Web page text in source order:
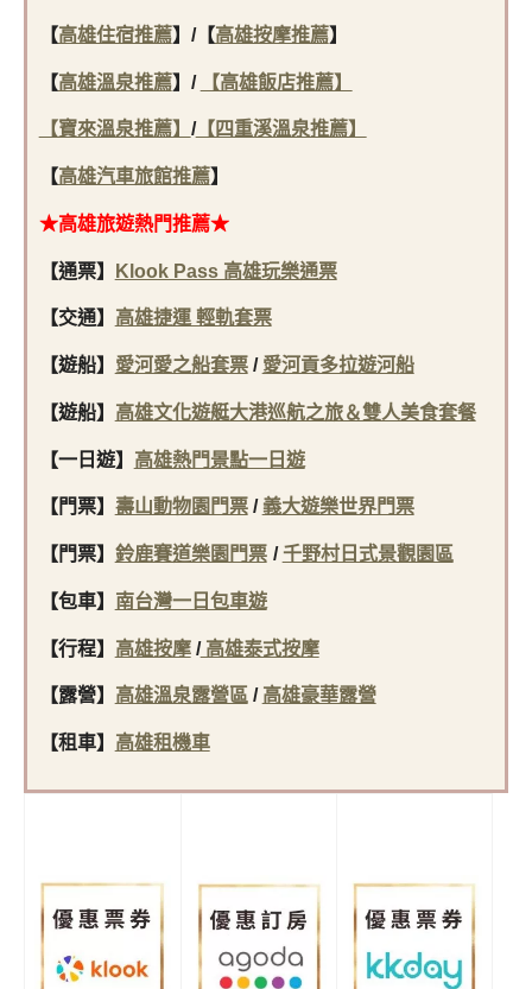
【高雄住宿推薦】/【高雄按摩推薦】
【高雄溫泉推薦】/ 【高雄飯店推薦】
【寶來溫泉推薦】 /【四重溪溫泉推薦】
【高雄汽車旅館推薦】
★高雄旅遊熱門推薦★
【通票】 Klook Pass 高雄玩樂通票
【交通】 高雄捷運 輕軌套票
【遊船】 愛河愛之船套票/ 愛河貢多拉遊河船
【遊船】 高雄文化遊艇大港巡航之旅＆雙人美食套餐
【一日遊】 高雄熱門景點一日遊
【門票】 壽山動物園門票/義大遊樂世界門票
【門票】 鈴鹿賽道樂園門票 /千野村日式景觀園區
【包車】 南台灣一日包車遊
【行程】 高雄按摩 /高雄泰式按摩
【露營】 高雄溫泉露營區 / 高雄豪華露營
【租車】 高雄租機車